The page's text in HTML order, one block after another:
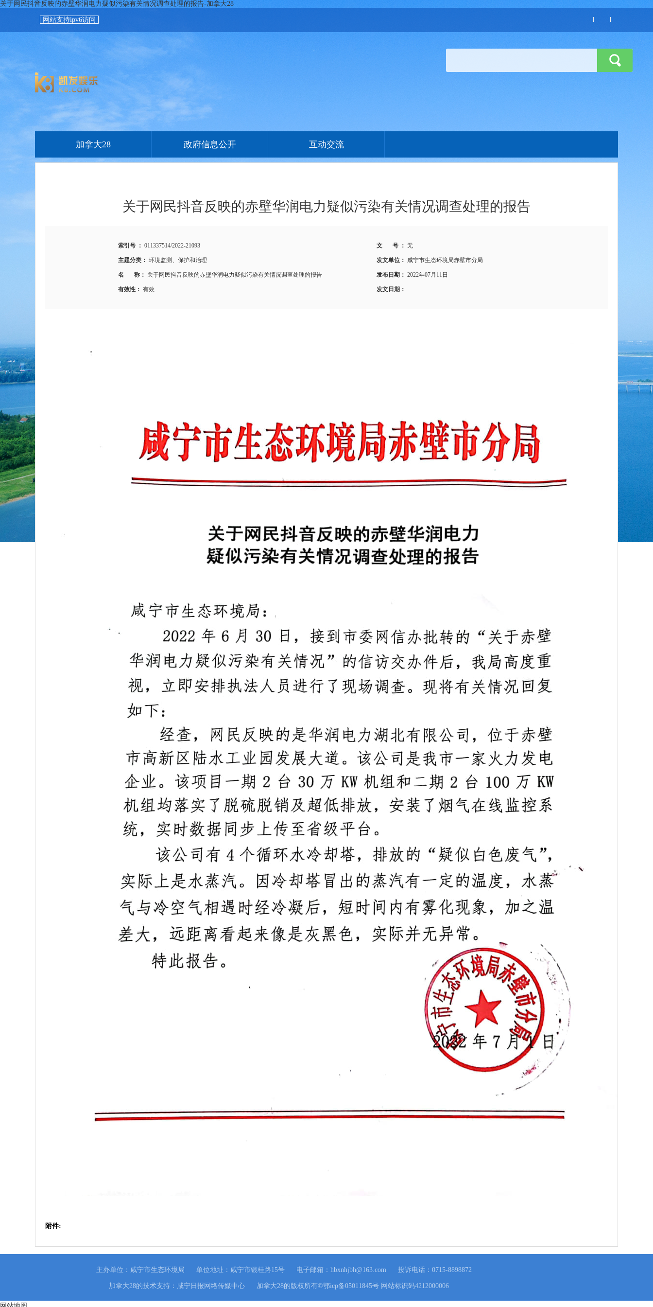
关于网民抖音反映的赤壁华润电力疑似污染有关情况调查处理的报告-加拿大28
网站支持ipv6访问
加拿大28 政府信息公开 互动交流
关于网民抖音反映的赤壁华润电力疑似污染有关情况调查处理的报告
索引号 ： 011337514/2022-21093 文 号 ： 无
主题分类： 环境监测、保护和治理 发文单位： 咸宁市生态环境局赤壁市分局
名 称： 关于网民抖音反映的赤壁华润电力疑似污染有关情况调查处理的报告 发布日期： 2022年07月11日
有效性： 有效 发文日期：
附件:
主办单位：咸宁市生态环境局 单位地址：咸宁市银桂路15号 电子邮箱： hbxnhjbh@163.com 投诉电话：0715-8898872
加拿大28的技术支持：咸宁日报网络传媒中心 加拿大28的版权所有©鄂icp备05011845号 网站标识码4212000006